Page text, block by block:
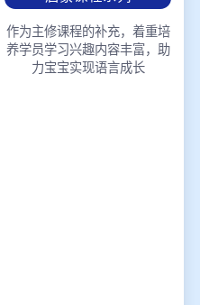
作为主修课程的补充，着重培
养学员学习兴趣内容丰富，助
力宝宝实现语言成长